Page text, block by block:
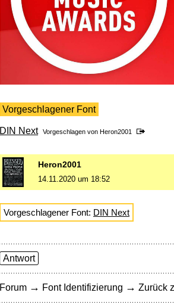
Vorgeschlagener Font
DIN Next Vorgeschlagen von Heron2001
Heron2001
14.11.2020 um 18:52
Vorgeschlagener Font: DIN Next
Antwort
Forum → Font Identifizierung → Zurück